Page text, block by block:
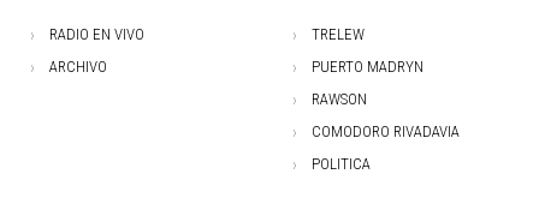
RADIO EN VIVO
ARCHIVO
TRELEW
PUERTO MADRYN
RAWSON
COMODORO RIVADAVIA
POLITICA